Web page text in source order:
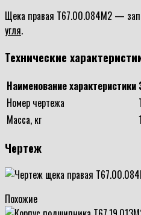
Щека правая Т67.00.084М2 —
угля.
Технические
Наименование характеристики
Номер чертежа
Масса, кг
Чертеж
Похожие